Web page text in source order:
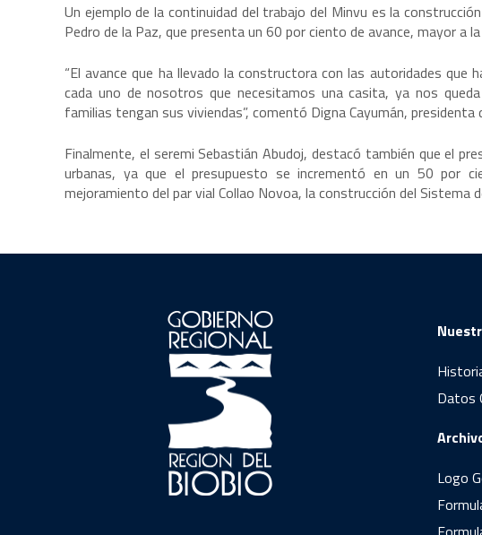
Un ejemplo de la continuidad del trabajo del Minvu es la
Pedro de la Paz, que presenta un 60 por ciento de avance, mayor a
“El avance que ha llevado la constructora con las autoridades que
cada uno de nosotros que necesitamos una casita, ya nos
familias tengan sus viviendas”, comentó Digna Cayumán, presidenta
Finalmente, el seremi Sebastián Abudoj, destacó también que el
urbanas, ya que el presupuesto se incrementó en un 50 por
mejoramiento del par vial Collao Novoa, la construcción del Sistema
Datos
Logo